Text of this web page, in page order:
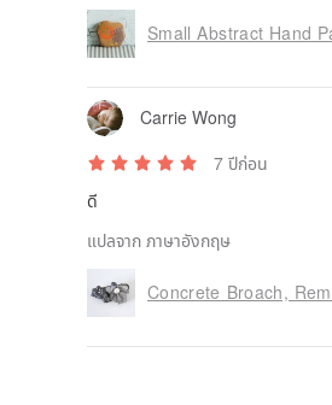
Small Abstract Hand
Carrie Wong
7 ปีก่อน
ดี
แปลจาก ภาษาอังกฤษ
Concrete Broach,